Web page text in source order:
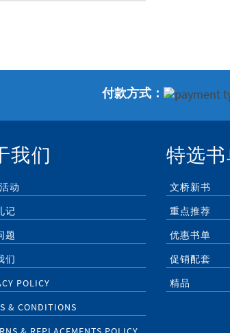
付款方式：
我们
动
记
题
们
POLICY
& CONDITIONS
特选
文桥新书
重点推荐
优惠书单
促销配套
精品